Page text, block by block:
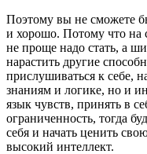
Поэтому вы не сможете
и хорошо. Потому что на
не проще надо стать, а
нарастить другие
прислушиваться к себе,
знаниям и логике, но и
язык чувств, принять в
ограниченность, тогда
себя и начать ценить
высокий интеллект.